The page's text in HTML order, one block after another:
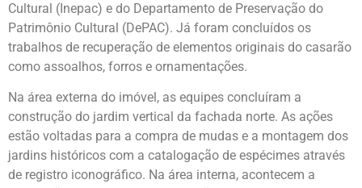
Cultural (Inepac) e do Departamento de Preservação do
Patrimônio Cultural (DePAC). Já foram concluídos os
trabalhos de recuperação de elementos originais do casarão
como assoalhos, forros e ornamentações.
Na área externa do imóvel, as equipes concluíram a
construção do jardim vertical da fachada norte. As ações
estão voltadas para a compra de mudas e a montagem dos
jardins históricos com a catalogação de espécimes através
de registro iconográfico. Na área interna, acontecem a